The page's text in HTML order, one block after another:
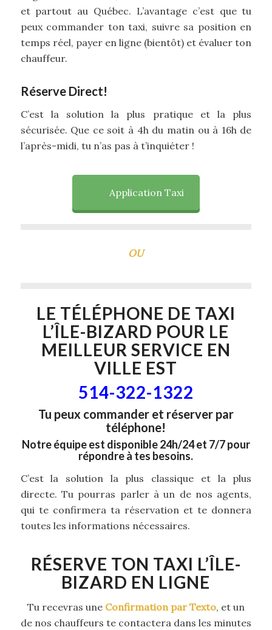
et partout au Québec. L’avantage c’est que tu
peux commander ton taxi, suivre sa position en
temps réel, payer en ligne (bientôt) et évaluer ton
chauffeur.
Réserve Direct!
C’est la solution la plus pratique et la plus
sécurisée. Que ce soit à 4h du matin ou à 16h de
l’après-midi, tu n’as pas à t’inquiéter !
Application Taxi
OU
LE TÉLÉPHONE DE TAXI
L’ÎLE-BIZARD POUR LE
MEILLEUR SERVICE EN
VILLE EST
514-322-1322
Tu peux commander et réserver par
téléphone!
Notre équipe est disponible 24h/24 et 7/7 pour
répondre à tes besoins.
C’est la solution la plus classique et la plus
directe. Tu pourras parler à un de nos agents,
qui te confirmera ta réservation et te donnera
toutes les informations nécessaires.
RÉSERVE TON TAXI L’ÎLE-
BIZARD EN LIGNE
Tu recevras une Confirmation par Texto, et un
de nos chauffeurs te contactera dans les minutes